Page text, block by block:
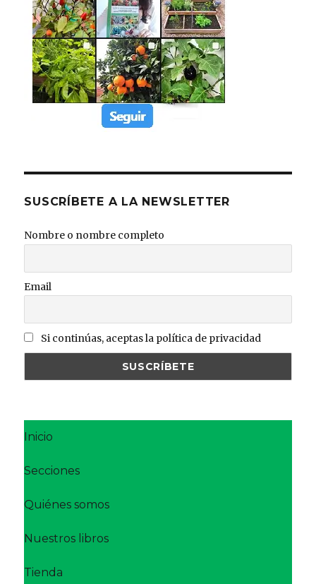
SUSCRÍBETE A LA NEWSLETTER
Nombre o nombre completo
Email
Si continúas, aceptas la política de privacidad
Inicio
Secciones
Quiénes somos
Nuestros libros
Tienda